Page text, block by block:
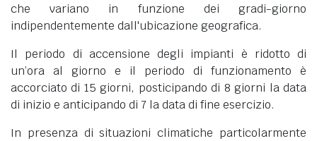
che variano in funzione dei gradi-giorno
indipendentemente dall'ubicazione geografica.
Il periodo di accensione degli impianti è ridotto di
un’ora al giorno e il periodo di funzionamento è
accorciato di 15 giorni, posticipando di 8 giorni la data
di inizio e anticipando di 7 la data di fine esercizio.
In presenza di situazioni climatiche particolarmente